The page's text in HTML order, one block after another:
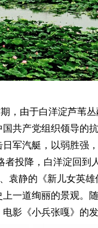
，由于白洋淀芦苇
共产党组织领导的
军汽艇，以弱胜强
投降，白洋淀回到
袁静的《新儿女英
一道绚丽的景观。
影《小兵张嘎》的